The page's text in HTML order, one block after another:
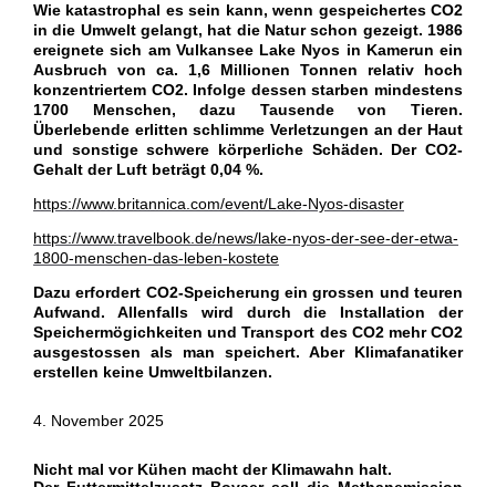
Wie katastrophal es sein kann, wenn gespeichertes CO2
in die Umwelt gelangt, hat die Natur schon gezeigt. 1986
ereignete sich am Vulkansee Lake Nyos in Kamerun ein
Ausbruch von ca. 1,6 Millionen Tonnen relativ hoch
konzentriertem CO2. Infolge dessen starben mindestens
1700 Menschen, dazu Tausende von Tieren.
Überlebende erlitten schlimme Verletzungen an der Haut
und sonstige schwere körperliche Schäden. Der CO2-
Gehalt der Luft beträgt 0,04 %.
https://www.britannica.com/event/Lake-Nyos-disaster
https://www.travelbook.de/news/lake-nyos-der-see-der-etwa-
1800-menschen-das-leben-kostete
Dazu erfordert CO2-Speicherung ein grossen und teuren
Aufwand. Allenfalls wird durch die Installation der
Speichermögichkeiten und Transport des CO2 mehr CO2
ausgestossen als man speichert. Aber Klimafanatiker
erstellen keine Umweltbilanzen.
4. November 2025
Nicht mal vor Kühen macht der Klimawahn halt.